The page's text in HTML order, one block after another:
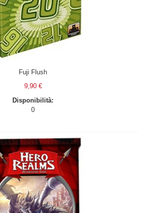
Fuji Flush
9,90 €
Disponibilità:
0